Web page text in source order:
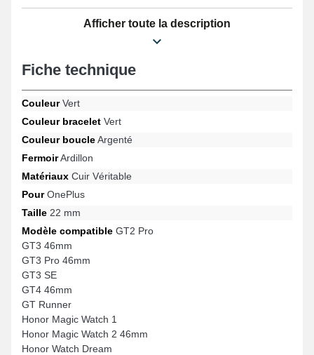
Afficher toute la description
Fiche technique
CouleurVert
Couleur bracelet Vert
Couleur boucleArgenté
FermoirArdillon
Matériaux Cuir Véritable
PourOnePlus
Taille 22 mm
Modèle compatible GT2 Pro
GT3 46mm
GT3 Pro 46mm
GT3 SE
GT4 46mm
GT Runner
Honor Magic Watch 1
Honor Magic Watch 2 46mm
Honor Watch Dream